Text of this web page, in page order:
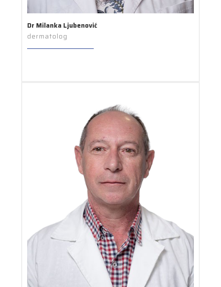
Dr Milanka Ljubenović
dermatolog